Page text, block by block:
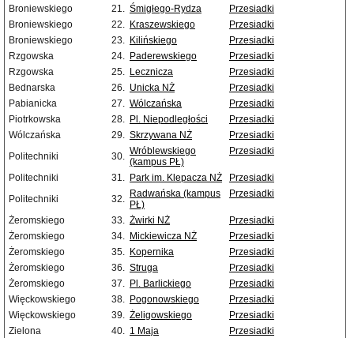
Broniewskiego
21. Śmigłego-Rydza
Przesiadki
Broniewskiego
22. Kraszewskiego
Przesiadki
Broniewskiego
23. Kilińskiego
Przesiadki
Rzgowska
24. Paderewskiego
Przesiadki
Rzgowska
25. Lecznicza
Przesiadki
Bednarska
26. Unicka NŻ
Przesiadki
Pabianicka
27. Wólczańska
Przesiadki
Piotrkowska
28. Pl. Niepodległości
Przesiadki
Wólczańska
29. Skrzywana NŻ
Przesiadki
Politechniki
30. Wróblewskiego
(kampus PŁ)
Przesiadki
Politechniki 31. Park im. Klepacza NŻ
Przesiadki
Politechniki
32. Radwańska (kampus
PŁ)
Przesiadki
Żeromskiego 33. Żwirki NŻ
Przesiadki
Żeromskiego
34. Mickiewicza NŻ
Przesiadki
Żeromskiego
35. Kopernika
Przesiadki
Żeromskiego
36. Struga
Przesiadki
Żeromskiego
37. Pl. Barlickiego
Przesiadki
Więckowskiego
38. Pogonowskiego
Przesiadki
Więckowskiego
39. Żeligowskiego
Przesiadki
Zielona
40. 1 Maja
Przesiadki